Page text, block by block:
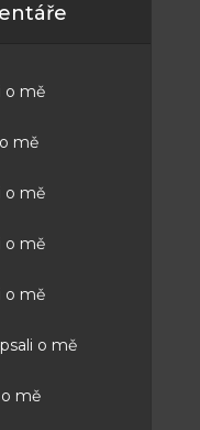
o mě
mě
o mě
o mě
o mě
o mě
o mě